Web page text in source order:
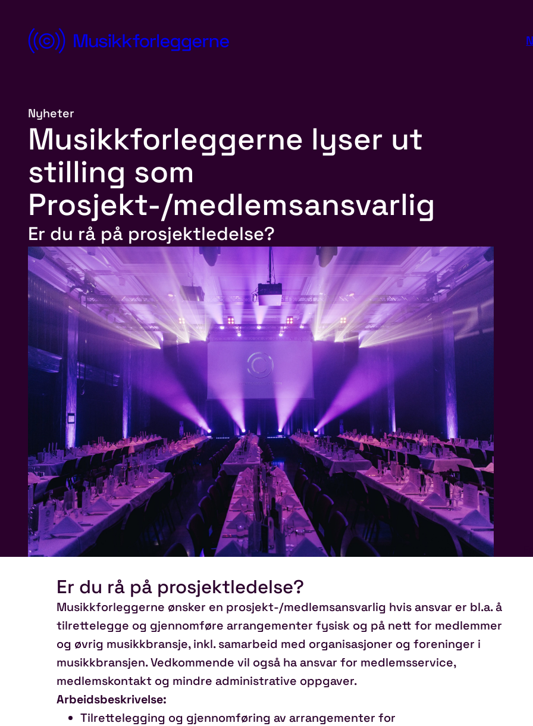
innholdNorsk
Nyheter
Musikkforleggerne lyser ut
stilling som
Prosjekt-/medlemsansvarlig
Er du rå på prosjektledelse?
Er du rå på prosjektledelse?
Musikkforleggerne ønsker en prosjekt-/medlemsansvarlig hvis ansvar er bl.a. å
tilrettelegge og gjennomføre arrangementer fysisk og på nett for medlemmer
og øvrig musikkbransje, inkl. samarbeid med organisasjoner og foreninger i
musikkbransjen. Vedkommende vil også ha ansvar for medlemsservice,
medlemskontakt og mindre administrative oppgaver.
Arbeidsbeskrivelse:
Tilrettelegging og gjennomføring av arrangementer for